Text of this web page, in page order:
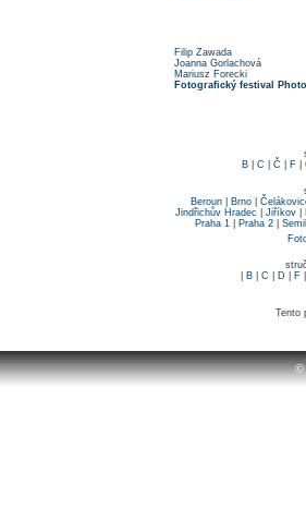
Filip Zawada
Joanna Gorlachová
Mariusz Forecki
Fotografický festival
B
C Č F
Beroun| Brno|
Jindřichův Hradec
Jiříkov
Praha 1
Praha 2
B| C D F
Tento
©